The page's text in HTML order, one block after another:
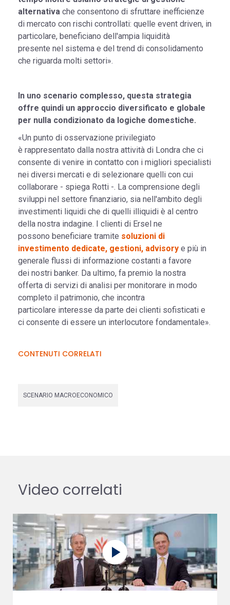
alternativa che consentono di sfruttare inefficienze
di mercato con rischi controllati: quelle event driven, in
particolare, beneficiano dell'ampia liquidità
presente nel sistema e del trend di consolidamento
che riguarda molti settori».
In uno scenario complesso, questa strategia
offre quindi un approccio diversificato e globale
per nulla condizionato da logiche domestiche.
«Un punto di osservazione privilegiato
è rappresentato dalla nostra attività di Londra che ci
consente di venire in contatto con i migliori specialisti
nei diversi mercati e di selezionare quelli con cui
collaborare - spiega Rotti -. La comprensione degli
sviluppi nel settore finanziario, sia nell'ambito degli
investimenti liquidi che di quelli illiquidi è al centro
della nostra indagine. I clienti di Ersel ne
possono beneficiare tramite soluzioni di
investimento dedicate, gestioni, advisory e più in
generale flussi di informazione costanti a favore
dei nostri banker. Da ultimo, fa premio la nostra
offerta di servizi di analisi per monitorare in modo
completo il patrimonio, che incontra
particolare interesse da parte dei clienti sofisticati e
ci consente di essere un interlocutore fondamentale».
CONTENUTI CORRELATI
SCENARIO MACROECONOMICO
Video correlati